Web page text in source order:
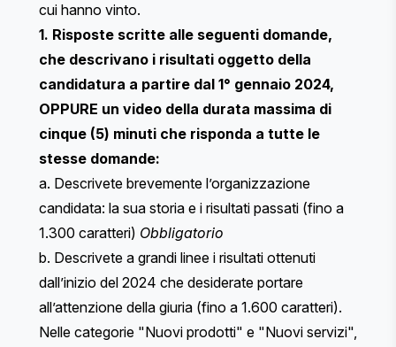
cui hanno vinto.
1. Risposte scritte alle seguenti domande,
che descrivano i risultati oggetto della
candidatura a partire dal 1° gennaio 2024,
OPPURE un video della durata massima di
cinque (5) minuti che risponda a tutte le
stesse domande:
a. Descrivete brevemente l’organizzazione
candidata: la sua storia e i risultati passati (fino a
1.300 caratteri) Obbligatorio
b. Descrivete a grandi linee i risultati ottenuti
dall’inizio del 2024 che desiderate portare
all’attenzione della giuria (fino a 1.600 caratteri). ​​
Nelle categorie "Nuovi prodotti" e "Nuovi servizi",